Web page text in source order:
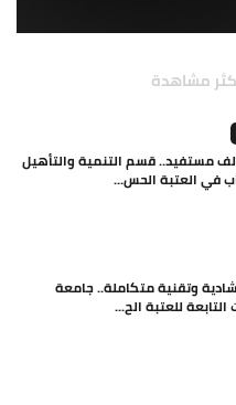
مشاهدة
من (795) ألف مستفيد.. قسم التنمية والتأهيل
في العتبة الحس...
وتقنية متكاملة.. جامعة
التابعة للعتبة الح...